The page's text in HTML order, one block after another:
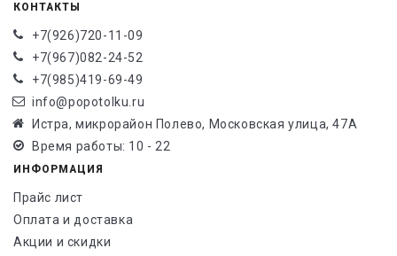
КОНТАКТЫ
+7(926)720-11-09
+7(967)082-24-52
+7(985)419-69-49
info@popotolku.ru
Истра, микрорайон Полево, Московская улица, 47А
Время работы: 10 - 22
ИНФОРМАЦИЯ
Прайс лист
Оплата и доставка
Акции и скидки